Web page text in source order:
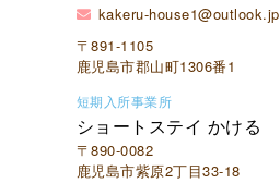
kakeru-house1@outlook.jp
〒891-1105
鹿児島市郡山町1306番1
短期入所事業所
ショートステイ かける
〒890-0082
鹿児島市紫原2丁目33-18